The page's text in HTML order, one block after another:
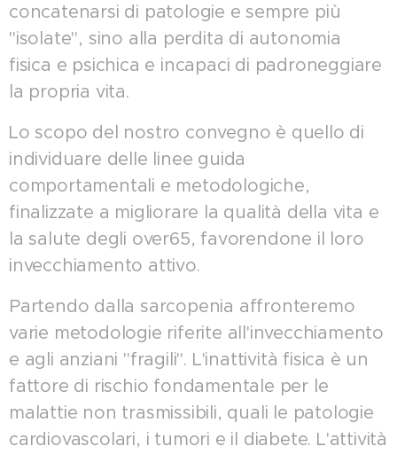
concatenarsi di patologie e sempre più
"isolate", sino alla perdita di autonomia
fisica e psichica e incapaci di padroneggiare
la propria vita.
Lo scopo del nostro convegno è quello di
individuare delle linee guida
comportamentali e metodologiche,
finalizzate a migliorare la qualità della vita e
la salute degli over65, favorendone il loro
invecchiamento attivo.
Partendo dalla sarcopenia affronteremo
varie metodologie riferite all'invecchiamento
e agli anziani "fragili". L'inattività fisica è un
fattore di rischio fondamentale per le
malattie non trasmissibili, quali le patologie
cardiovascolari, i tumori e il diabete. L'attività